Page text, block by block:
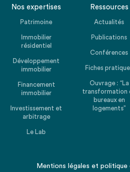
Nos expertises
Patrimoine
Immobilier
résidentiel
Développement
immobilier
Financement
immobilier
Investissement et
arbitrage
Le Lab
Ressources
Actualités
Publications
Conférences
Fiches
Ouvrage : “La
transformation
bureaux en
logements”
Mentions légales et politique